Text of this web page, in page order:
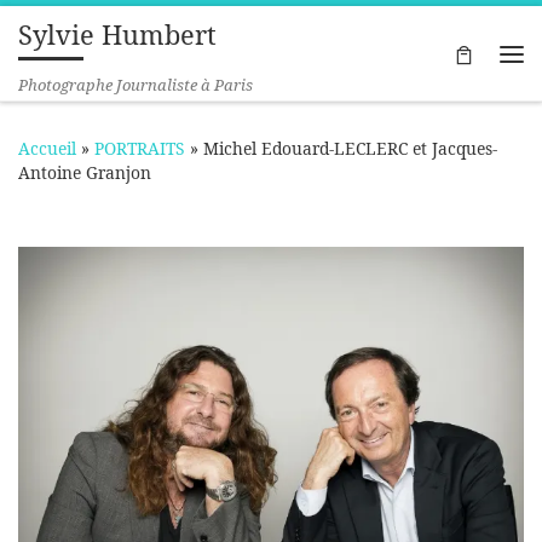
Passer au contenu
Sylvie Humbert
Photographe Journaliste à Paris
Accueil » PORTRAITS » Michel Edouard-LECLERC et Jacques-
Antoine Granjon